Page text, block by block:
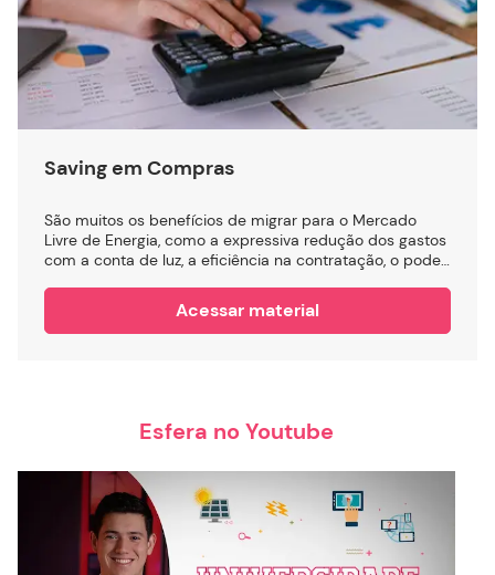
Saving em Compras
São muitos os benefícios de migrar para o Mercado
Livre de Energia, como a expressiva redução dos gastos
com a conta de luz, a eficiência na contratação, o poder
nisso reunimos as principais dúvidas dos nossos
clientes em um e-book que irá te ajudar. Confira o
material e aproveite para esclarecer todas as dúvidas
Acessar material
Esfera no Youtube